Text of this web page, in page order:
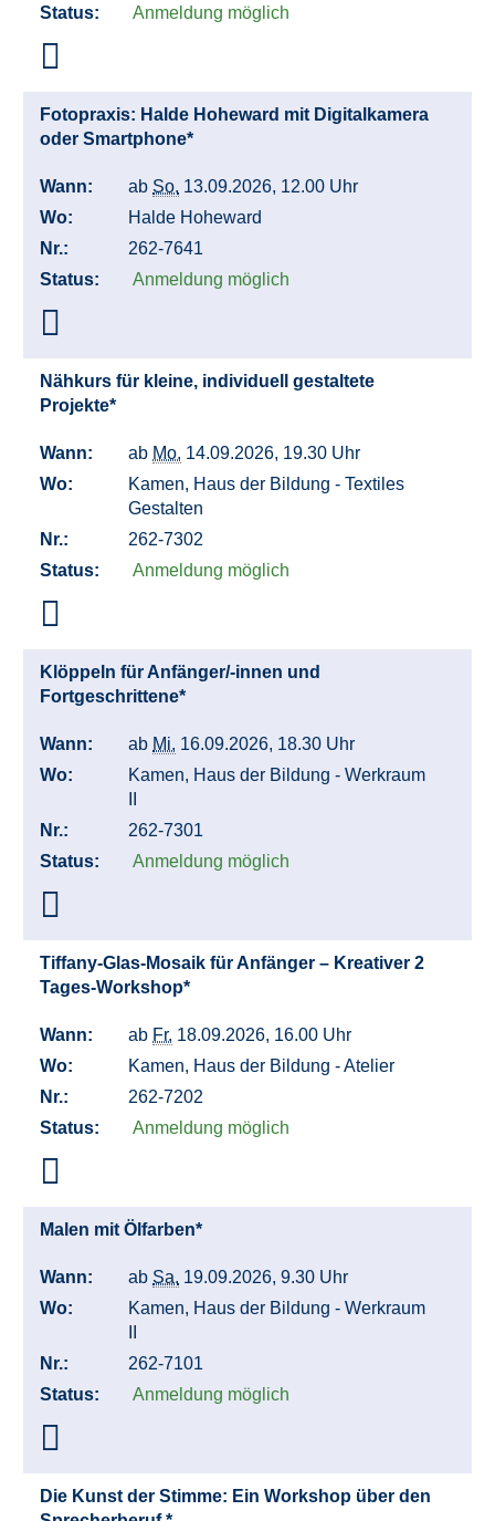
Status:
Anmeldung möglich
Fotopraxis: Halde Hoheward mit Digitalkamera
oder Smartphone*
Wann: ab So. 13.09.2026, 12.00 Uhr
Wo:
Halde Hoheward
Nr.:
262-7641
Status:
Anmeldung möglich
Nähkurs für kleine, individuell gestaltete
Projekte*
Wann: ab Mo. 14.09.2026, 19.30 Uhr
Wo:
Kamen, Haus der Bildung - Textiles
Gestalten
Nr.:
262-7302
Status:
Anmeldung möglich
Klöppeln für Anfänger/-innen und
Fortgeschrittene*
Wann: ab Mi. 16.09.2026, 18.30 Uhr
Wo:
Kamen, Haus der Bildung - Werkraum
Nr.:
262-7301
Status:
Anmeldung möglich
Tiffany-Glas-Mosaik für Anfänger – Kreativer 2
Tages-Workshop*
Wann: ab Fr. 18.09.2026, 16.00 Uhr
Wo:
Kamen, Haus der Bildung - Atelier
Nr.:
262-7202
Status:
Anmeldung möglich
Malen mit Ölfarben*
Wann: ab Sa. 19.09.2026, 9.30 Uhr
Wo:
Kamen, Haus der Bildung - Werkraum
Nr.:
262-7101
Status:
Anmeldung möglich
Die Kunst der Stimme: Ein Workshop über den